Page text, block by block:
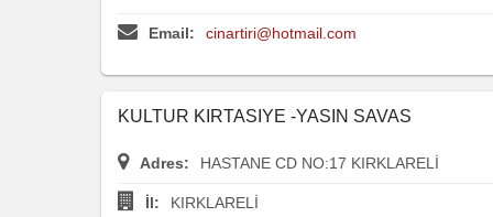
Email: cinartiri@hotmail.com
KULTUR KIRTASIYE -YASIN SAVAS
Adres: HASTANE CD NO:17 KIRKLARELİ
İl: KIRKLARELİ